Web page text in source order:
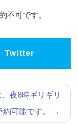
不可です。
Twitter
夜8時ギリギリ
約可能です。
→